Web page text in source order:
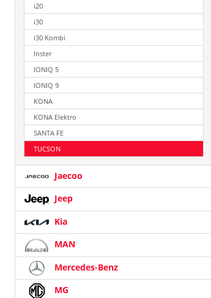
i20
i30
i30 Kombi
Inster
IONIQ 5
IONIQ 9
KONA
KONA Elektro
SANTA FE
TUCSON
Jaecoo
Jeep
Kia
MAN
Mercedes-Benz
MG